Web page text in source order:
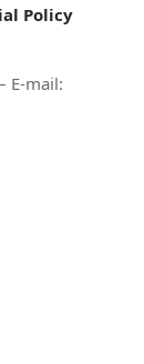
E-mail:
Policy